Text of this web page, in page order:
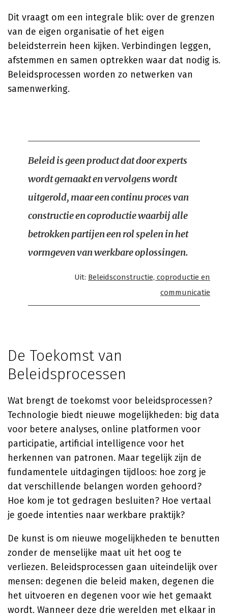
Dit vraagt om een integrale blik: over de grenzen
van de eigen organisatie of het eigen
beleidsterrein heen kijken. Verbindingen leggen,
afstemmen en samen optrekken waar dat nodig is.
Beleidsprocessen worden zo netwerken van
samenwerking.
Beleid is geen product dat door experts
wordt gemaakt en vervolgens wordt
uitgerold, maar een continu proces van
constructie en coproductie waarbij alle
betrokken partijen een rol spelen in het
vormgeven van werkbare oplossingen.
Uit: Beleidsconstructie, coproductie en
communicatie
De Toekomst van
Beleidsprocessen
Wat brengt de toekomst voor beleidsprocessen?
Technologie biedt nieuwe mogelijkheden: big data
voor betere analyses, online platformen voor
participatie, artificial intelligence voor het
herkennen van patronen. Maar tegelijk zijn de
fundamentele uitdagingen tijdloos: hoe zorg je
dat verschillende belangen worden gehoord?
Hoe kom je tot gedragen besluiten? Hoe vertaal
je goede intenties naar werkbare praktijk?
De kunst is om nieuwe mogelijkheden te benutten
zonder de menselijke maat uit het oog te
verliezen. Beleidsprocessen gaan uiteindelijk over
mensen: degenen die beleid maken, degenen die
het uitvoeren en degenen voor wie het gemaakt
wordt. Wanneer deze drie werelden met elkaar in